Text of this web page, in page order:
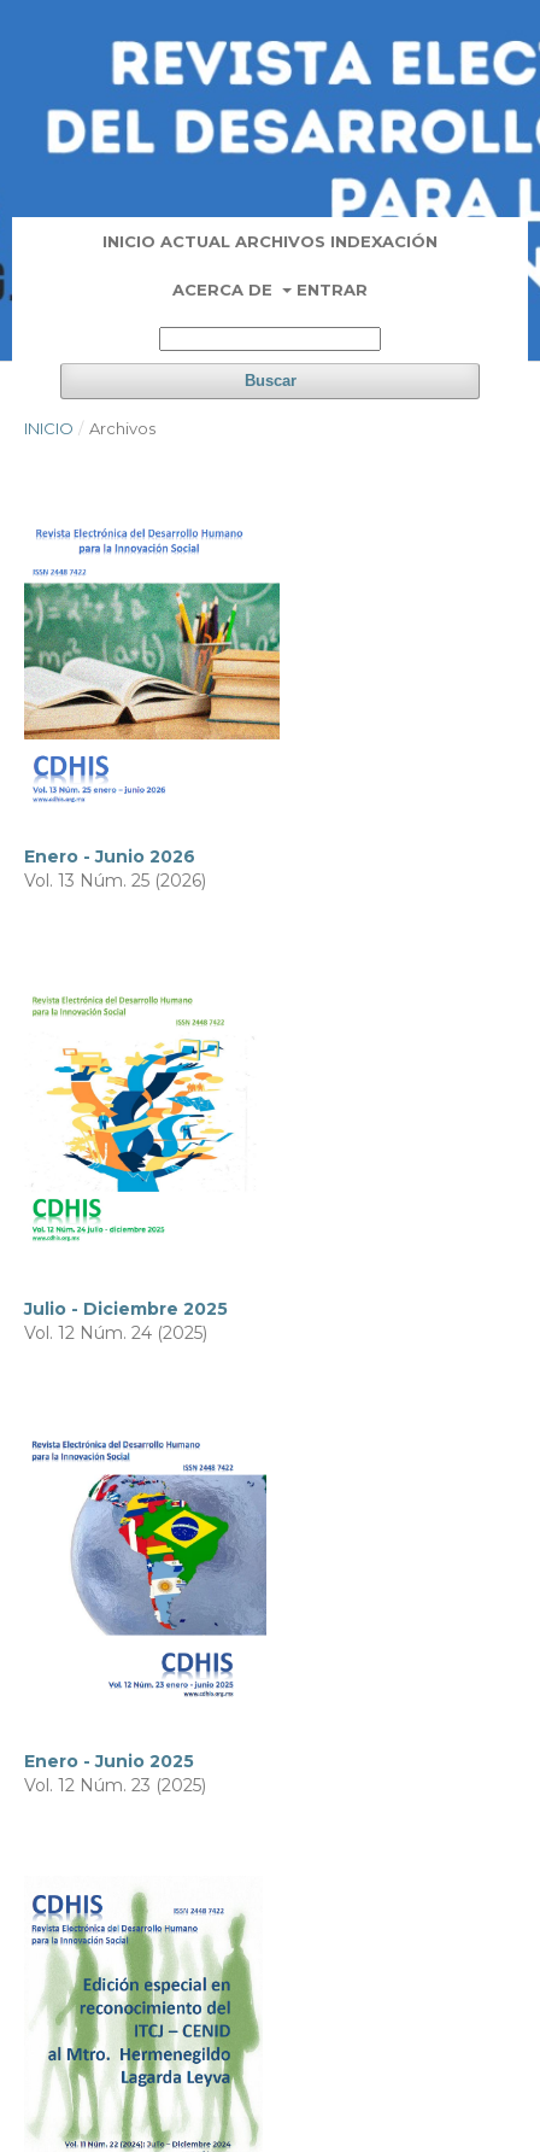
INICIO ACTUAL ARCHIVOS INDEXACIÓN
ACERCA DE ENTRAR
Buscar
INICIO / Archivos
Enero - Junio 2026
Vol. 13 Núm. 25 (2026)
Julio - Diciembre 2025
Vol. 12 Núm. 24 (2025)
Enero - Junio 2025
Vol. 12 Núm. 23 (2025)